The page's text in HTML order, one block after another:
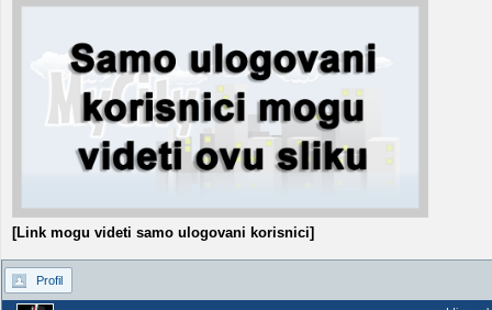
[Link mogu videti samo ulogovani korisnici]
Profil